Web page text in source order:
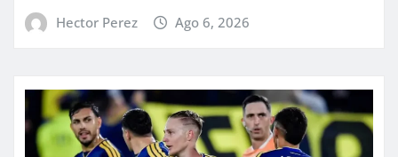
Hector Perez Ago 6, 2026